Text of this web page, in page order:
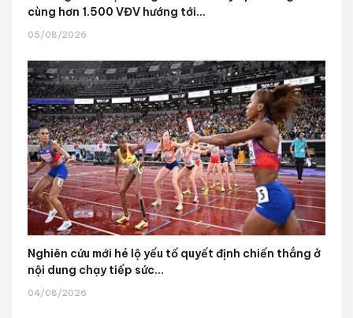
cùng hơn 1.500 VĐV hướng tới...
05/08/2026
Nghiên cứu mới hé lộ yếu tố quyết định chiến thắng ở
nội dung chạy tiếp sức...
04/08/2026